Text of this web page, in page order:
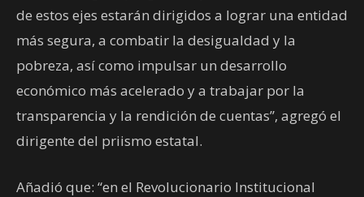
de estos ejes estarán dirigidos a lograr una entidad
más segura, a combatir la desigualdad y la
pobreza, así como impulsar un desarrollo
económico más acelerado y a trabajar por la
transparencia y la rendición de cuentas”, agregó el
dirigente del priismo estatal.
Añadió que: “en el Revolucionario Institucional